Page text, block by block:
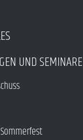
UND SEMINARE